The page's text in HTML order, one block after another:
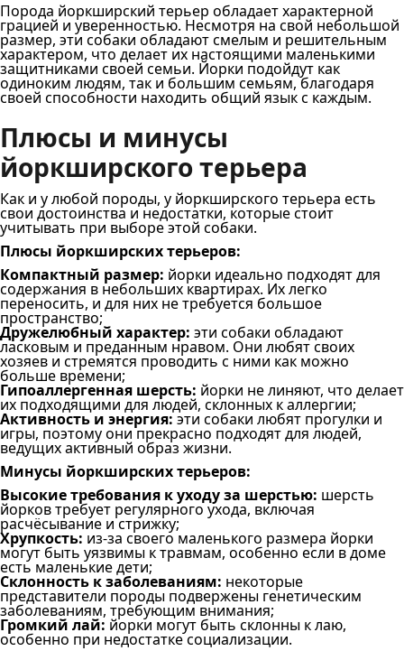
Порода йоркширский терьер обладает характерной
грацией и уверенностью. Несмотря на свой небольшой
размер, эти собаки обладают смелым и решительным
характером, что делает их настоящими маленькими
защитниками своей семьи. Йорки подойдут как
одиноким людям, так и большим семьям, благодаря
своей способности находить общий язык с каждым.
Плюсы и минусы
йоркширского терьера
Как и у любой породы, у йоркширского терьера есть
свои достоинства и недостатки, которые стоит
учитывать при выборе этой собаки.
Плюсы йоркширских терьеров:
Компактный размер: йорки идеально подходят для
содержания в небольших квартирах. Их легко
переносить, и для них не требуется большое
пространство;
Дружелюбный характер: эти собаки обладают
ласковым и преданным нравом. Они любят своих
хозяев и стремятся проводить с ними как можно
больше времени;
Гипоаллергенная шерсть: йорки не линяют, что делает
их подходящими для людей, склонных к аллергии;
Активность и энергия:эти собаки любят прогулки и
игры, поэтому они прекрасно подходят для людей,
ведущих активный образ жизни.
Минусы йоркширских терьеров:
Высокие требования к уходу за шерстью: шерсть
йорков требует регулярного ухода, включая
расчёсывание и стрижку;
Хрупкость: из-за своего маленького размера йорки
могут быть уязвимы к травмам, особенно если в доме
есть маленькие дети;
Склонность к заболеваниям: некоторые
представители породы подвержены генетическим
заболеваниям, требующим внимания;
Громкий лай: йорки могут быть склонны к лаю,
особенно при недостатке социализации.